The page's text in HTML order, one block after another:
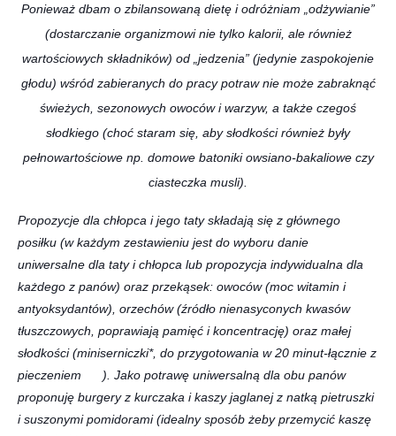
Ponieważ dbam o zbilansowaną dietę i odróżniam „odżywianie”
(dostarczanie organizmowi nie tylko kalorii, ale również
wartościowych składników) od „jedzenia” (jedynie zaspokojenie
głodu) wśród zabieranych do pracy potraw nie może zabraknąć
świeżych, sezonowych owoców i warzyw, a także czegoś
słodkiego (choć staram się, aby słodkości również były
pełnowartościowe np. domowe batoniki owsiano-bakaliowe czy
ciasteczka musli).
Propozycje dla chłopca i jego taty składają się z głównego
posiłku (w każdym zestawieniu jest do wyboru danie
uniwersalne dla taty i chłopca lub propozycja indywidualna dla
każdego z panów) oraz przekąsek: owoców (moc witamin i
antyoksydantów), orzechów (źródło nienasyconych kwasów
tłuszczowych, poprawiają pamięć i koncentrację) oraz małej
słodkości (miniserniczki*, do przygotowania w 20 minut-łącznie z
pieczeniem
). Jako potrawę uniwersalną dla obu panów
proponuję burgery z kurczaka i kaszy jaglanej z natką pietruszki
i suszonymi pomidorami (idealny sposób żeby przemycić kaszę